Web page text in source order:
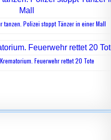
tanzen. Polizei stoppt Tänzer in einer Mall
Feuerwehr rettet 20 Tote